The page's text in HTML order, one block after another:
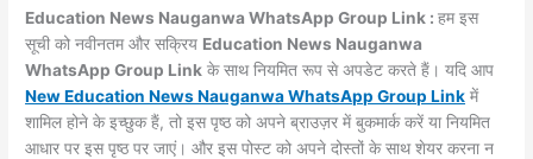
Education News Nauganwa WhatsApp Group Link :हम इस
सूची को नवीनतम और सक्रिय Education News Nauganwa
WhatsApp Group Link के साथ नियमित रूप से अपडेट करते हैं। यदि आप
New Education News Nauganwa WhatsApp Group Link में
शामिल होने के इच्छुक हैं, तो इस पृष्ठ को अपने ब्राउज़र में बुकमार्क करें या नियमित
आधार पर इस पृष्ठ पर जाएं। और इस पोस्ट को अपने दोस्तों के साथ शेयर करना न